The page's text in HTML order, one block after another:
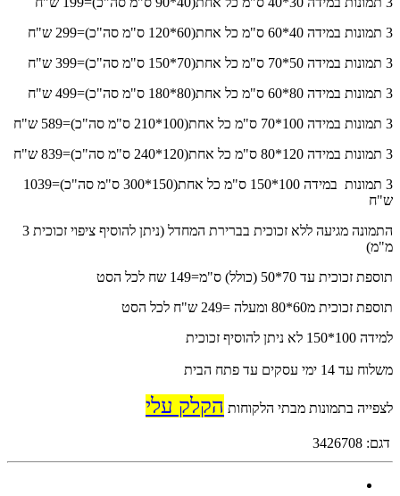
3 תמונות במידה 40*60 ס"מ כל אחת(60*120 ס"מ סה"כ)=299 ש"ח
3 תמונות במידה 50*70 ס"מ כל אחת(70*150 ס"מ סה"כ)=399 ש"ח
3 תמונות במידה 80*60 ס"מ כל אחת(80*180 ס"מ סה"כ)=499 ש"ח
3 תמונות במידה 100*70 ס"מ כל אחת(100*210 ס"מ סה"כ)=589 ש"ח
3 תמונות במידה 120*80 ס"מ כל אחת(120*240 ס"מ סה"כ)=839 ש"ח
3 תמונות במידה 100*150 ס"מ כל אחת(150*300 ס"מ סה"כ)=1039
ש"ח
התמונה מגיעה ללא זכוכית בברירת המחדל (ניתן להוסיף ציפוי זכוכית 3
מ"מ)
תוספת זכוכית עד 70*50 (כולל) ס"מ=149 שח לכל הסט
תוספת זכוכית מ60*80 ומעלה =249 ש"ח לכל הסט
למידה 100*150 לא ניתן להוסיף זכוכית
משלוח עד 14 ימי עסקים עד פתח הבית
לצפייה בתמונות מבתי הלקוחות הקלק עלי
דגם: 3426708